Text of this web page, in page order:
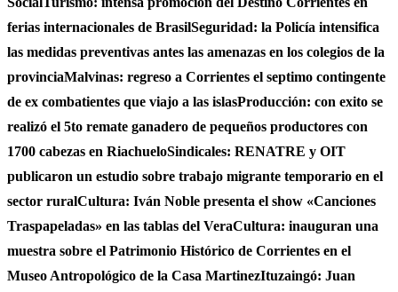
ferias internacionales de BrasilSeguridad: la Policía intensifica
las medidas preventivas antes las amenazas en los colegios de la
provinciaMalvinas: regreso a Corrientes el septimo contingente
de ex combatientes que viajo a las islasProducción: con exito se
realizó el 5to remate ganadero de pequeños productores con
1700 cabezas en RiachueloSindicales: RENATRE y OIT
publicaron un estudio sobre trabajo migrante temporario en el
sector ruralCultura: Iván Noble presenta el show «Canciones
Traspapeladas» en las tablas del VeraCultura: inauguran una
muestra sobre el Patrimonio Histórico de Corrientes en el
Museo Antropológico de la Casa MartinezItuzaingó: Juan